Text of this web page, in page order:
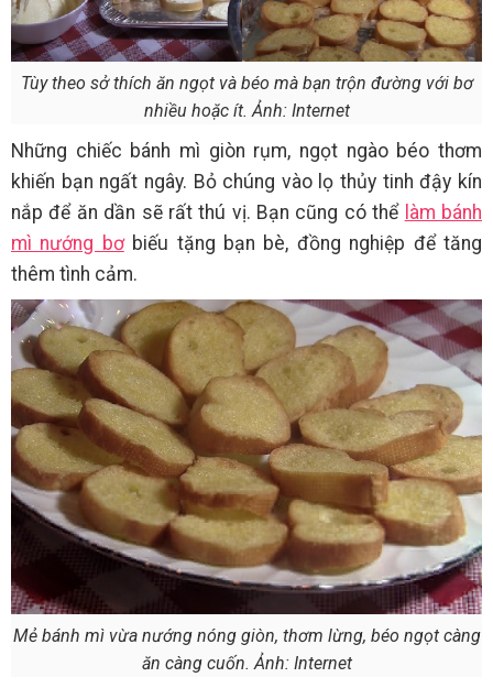
Tùy theo sở thích ăn ngọt và béo mà bạn trộn đường với bơ
nhiều hoặc ít. Ảnh: Internet
Những chiếc bánh mì giòn rụm, ngọt ngào béo thơm
khiến bạn ngất ngây. Bỏ chúng vào lọ thủy tinh đậy kín
nắp để ăn dần sẽ rất thú vị. Bạn cũng có thể làm bánh
mì nướng bơbiếu tặng bạn bè, đồng nghiệp để tăng
thêm tình cảm.
Mẻ bánh mì vừa nướng nóng giòn, thơm lừng, béo ngọt càng
ăn càng cuốn. Ảnh: Internet